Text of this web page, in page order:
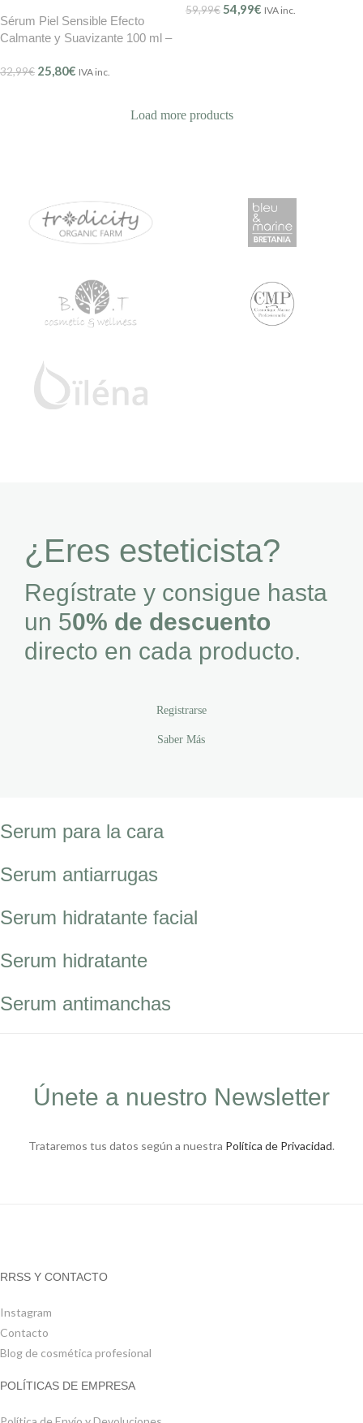
Sérum Piel Sensible Efecto
Calmante y Suavizante 100 ml –
32,99€ 25,80€ IVA inc.
59,99€ 54,99€ IVA inc.
Load more products
¿Eres esteticista?
Regístrate y consigue hasta
un 50% de descuento
directo en cada producto.
Registrarse
Saber Más
Serum para la cara
Serum antiarrugas
Serum hidratante facial
Serum hidratante
Serum antimanchas
Únete a nuestro Newsletter
Trataremos tus datos según a nuestra Política de Privacidad.
RRSS Y CONTACTO
Instagram
Contacto
Blog de cosmética profesional
POLÍTICAS DE EMPRESA